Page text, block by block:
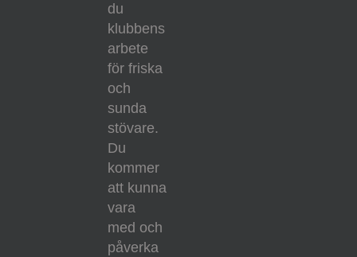
du
klubbens
arbete
för friska
och
sunda
stövare.
Du
kommer
att kunna
vara
med och
påverka